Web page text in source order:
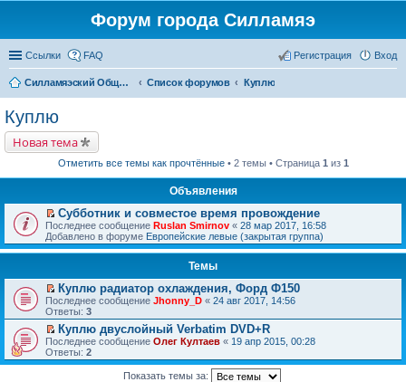
Форум города Силламяэ
Ссылки FAQ Вход
Регистрация
Силламяэский Общественный Новостной портал Список форумов Куплю
Куплю
Новая тема
Отметить все темы как прочтённые• 2 темы • Страница 1 из 1
Объявления
П
е
р
е
т
и
к
п
е
р
в
о
м
Субботник и совместое время провождение
Последнее сообщение Ruslan Smirnov « 28 мар 2017, 16:58
Добавлено в форуме Европейские левые (закрытая группа)
Темы
П
е
р
е
й
т
и
Куплю радиатор охлаждения, Форд Ф150
Последнее сообщение Jhonny_D « 24 авг 2017, 14:56
Ответы: 3
П
е
р
Куплю двуслойный Verbatim DVD+R
Последнее сообщение Олег Култаев « 19 апр 2015, 00:28
Ответы: 2
Показать темы за: